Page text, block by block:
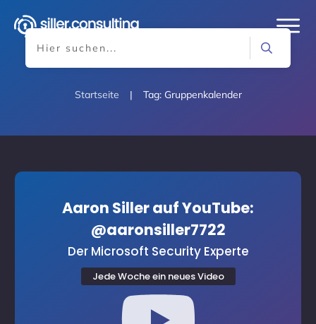
Startseite | Tag: Gruppenkalender
Aaron Siller auf YouTube:
@aaronsiller7722
Der Microsoft Security Experte
Jede Woche ein neues Video